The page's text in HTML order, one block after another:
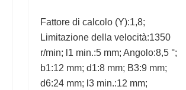
Fattore di calcolo (Y):1,8;
Limitazione della velocità:1350
r/min; l1 min.:5 mm; Angolo:8,5 °;
b1:12 mm; d1:8 mm; B3:9 mm;
d6:24 mm; l3 min.:12 mm;